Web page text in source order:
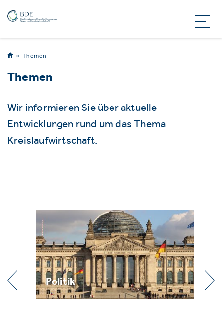
Themen
Themen
Wir informieren Sie über aktuelle
Entwicklungen rund um das Thema
Kreislaufwirtschaft.
Politik